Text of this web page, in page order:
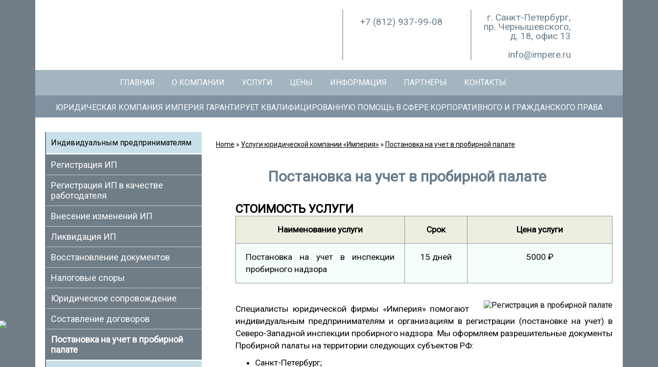
+7 (812) 937-99-08
г. Санкт-Петербург,
пр. Чернышевского,
д. 18, офис 13
info@impere.ru
ГЛАВНАЯ О КОМПАНИИ УСЛУГИ ЦЕНЫ ИНФОРМАЦИЯ ПАРТНЕРЫ КОНТАКТЫ
ЮРИДИЧЕСКАЯ КОМПАНИЯ ИМПЕРИЯ ГАРАНТИРУЕТ КВАЛИФИЦИРОВАННУЮ ПОМОЩЬ В СФЕРЕ КОРПОРАТИВНОГО И ГРАЖДАНСКОГО ПРАВА
Home » Услуги юридической компании «Империя» » Постановка на учет в пробирной палате
Постановка на учет в пробирной палате
СТОИМОСТЬ УСЛУГИ
Наименование услуги Срок Цена услуги
Постановка на учет в инспекции
пробирного надзора
15 дней 5000 ₽
Специалисты юридической фирмы «Империя» помогают
индивидуальным предпринимателям и организациям в регистрации (постановке на учет) в
Северо-Западной инспекции пробирного надзора. Мы оформляем разрешительные документы
Пробирной палаты на территории следующих субъектов РФ:
Санкт-Петербург;
Индивидуальным предпринимателям
Регистрация ИП
Регистрация ИП в качестве
работодателя
Внесение изменений ИП
Ликвидация ИП
Восстановление документов
Налоговые споры
Юридическое сопровождение
Составление договоров
Постановка на учет в пробирной
палате